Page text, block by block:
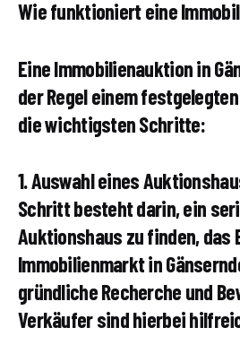
Wie funktioniert eine
Eine Immobilienauktion in
der Regel einem
die wichtigsten Schritte:
1. Auswahl eines
Schritt besteht darin, ein
Auktionshaus zu finden, das
Immobilienmarkt in
gründliche Recherche und
Verkäufer sind hierbei